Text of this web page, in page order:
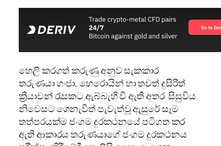
හෙලි කරගත් කරුණු අනුව සැකකාර
තරුණයා ගංජා, හෙරොයින් හා තවත් දුසිරිත්
ක්‍රියාවන් රැසකට ඇබ්බැහි වී ඇති අතර සිසුවිය
නිවෙසට ගෙනැවිත් පැවැත්වූ ඇසුරේ සෑම
තත්පරයක්ම ජංගම දුරකථනයේ පටිගත කර
ඇති ආකාරය තරුණයාගේ ජංගම දුරකථනය